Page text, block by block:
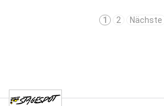
1 2 Nächste